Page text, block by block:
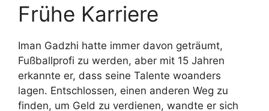
Frühe Karriere
Iman Gadzhi hatte immer davon geträumt,
Fußballprofi zu werden, aber mit 15 Jahren
erkannte er, dass seine Talente woanders
lagen. Entschlossen, einen anderen Weg zu
finden, um Geld zu verdienen, wandte er sich